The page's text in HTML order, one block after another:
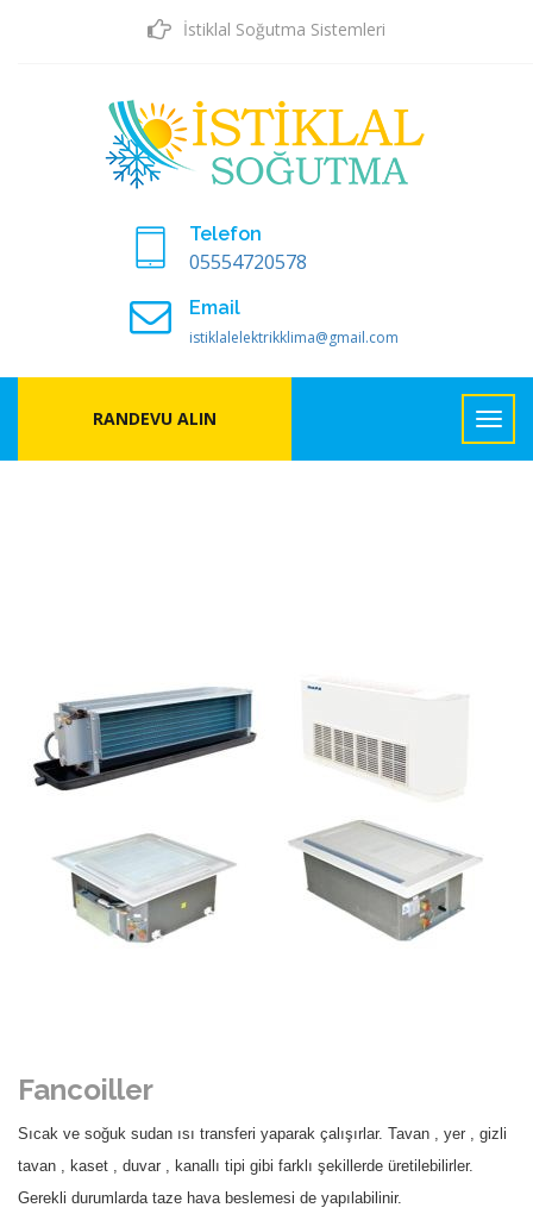
İstiklal Soğutma Sistemleri
Telefon
05554720578
Email
istiklalelektrikklima@gmail.com
RANDEVU ALIN
Fancoiller
Sıcak ve soğuk sudan ısı transferi yaparak çalışırlar. Tavan , yer , gizli
tavan , kaset , duvar , kanallı tipi gibi farklı şekillerde üretilebilirler.
Gerekli durumlarda taze hava beslemesi de yapılabilinir.